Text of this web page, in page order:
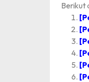
Berikut